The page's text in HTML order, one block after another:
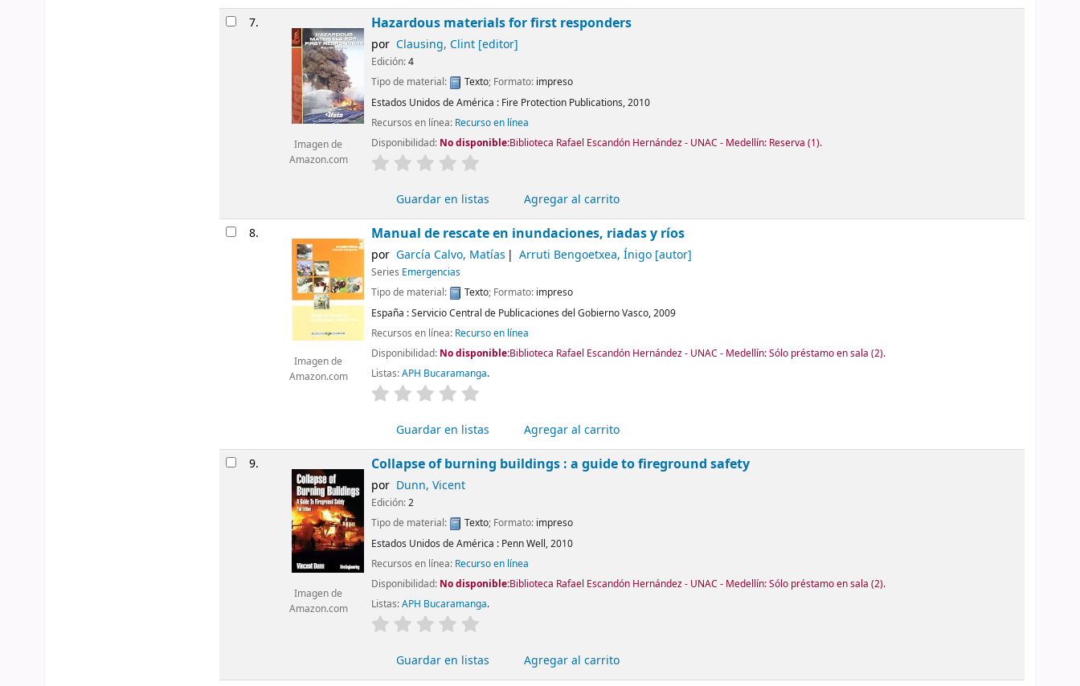
7.
Imagen de
Amazon.com
Hazardous materials for first responders
por Clausing, Clint[editor]
Edición:4
Tipo de material:
Texto; Formato: impreso
Estados Unidos de América : Fire Protection Publications,2010
Recursos en línea: Recurso en línea
Disponibilidad: No disponible:Biblioteca Rafael Escandón Hernández - UNAC - Medellín: Reserva (1).
valoración
Guardar en listas Agregar al carrito
8.
Imagen de
Amazon.com
Manual de rescate en inundaciones, riadas y ríos
por García Calvo, Matías Arruti Bengoetxea, Ínigo [autor]
Series Emergencias
Tipo de material:
Texto; Formato: impreso
España :Servicio Central de Publicaciones del Gobierno Vasco,2009
Recursos en línea: Recurso en línea
Disponibilidad: No disponible:Biblioteca Rafael Escandón Hernández - UNAC - Medellín: Sólo préstamo en sala (2).
Listas:APH Bucaramanga.
valoración
Guardar en listas Agregar al carrito
9.
Imagen de
Amazon.com
Collapse of burning buildings : a guide to fireground safety
por Dunn, Vicent
Edición:2
Tipo de material:
Texto; Formato: impreso
Estados Unidos de América : Penn Well,2010
Recursos en línea: Recurso en línea
Disponibilidad: No disponible:Biblioteca Rafael Escandón Hernández - UNAC - Medellín: Sólo préstamo en sala (2).
Listas:APH Bucaramanga.
valoración
Guardar en listas Agregar al carrito